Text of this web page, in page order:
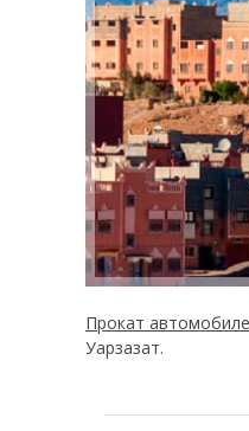
Прокат
Уарзазат.